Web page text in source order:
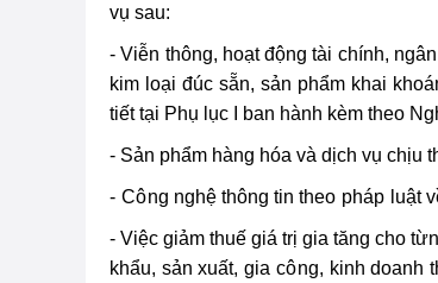
vụ sau:
- Viễn thông, hoạt động tài chính,
kim loại đúc sẵn, sản phẩm khai
tiết tại Phụ lục I ban hành kèm theo
- Sản phẩm hàng hóa và dịch vụ chịu
- Công nghệ thông tin theo pháp luật
- Việc giảm thuế giá trị gia tăng cho
khẩu, sản xuất, gia công, kinh doanh